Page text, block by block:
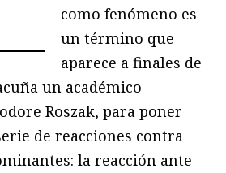
como fenómeno es
un término que
aparece a finales de
un académico
Roszak, para poner
de reacciones contra
la reacción ante